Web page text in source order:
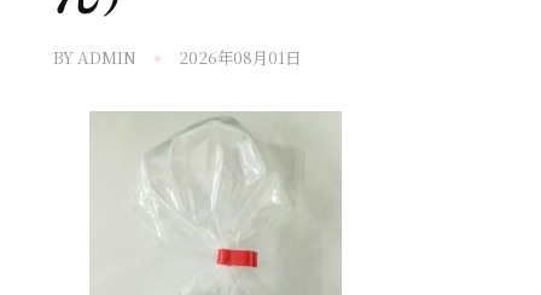
BY ADMIN 2026年08月01日